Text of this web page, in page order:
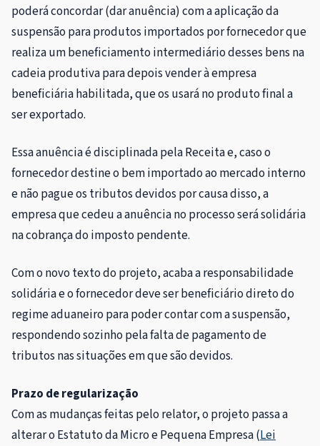
poderá concordar (dar anuência) com a aplicação da
suspensão para produtos importados por fornecedor que
realiza um beneficiamento intermediário desses bens na
cadeia produtiva para depois vender à empresa
beneficiária habilitada, que os usará no produto final a
ser exportado.
Essa anuência é disciplinada pela Receita e, caso o
fornecedor destine o bem importado ao mercado interno
e não pague os tributos devidos por causa disso, a
empresa que cedeu a anuência no processo será solidária
na cobrança do imposto pendente.
Com o novo texto do projeto, acaba a responsabilidade
solidária e o fornecedor deve ser beneficiário direto do
regime aduaneiro para poder contar com a suspensão,
respondendo sozinho pela falta de pagamento de
tributos nas situações em que são devidos.
Prazo de regularização
Com as mudanças feitas pelo relator, o projeto passa a
alterar o Estatuto da Micro e Pequena Empresa (Lei